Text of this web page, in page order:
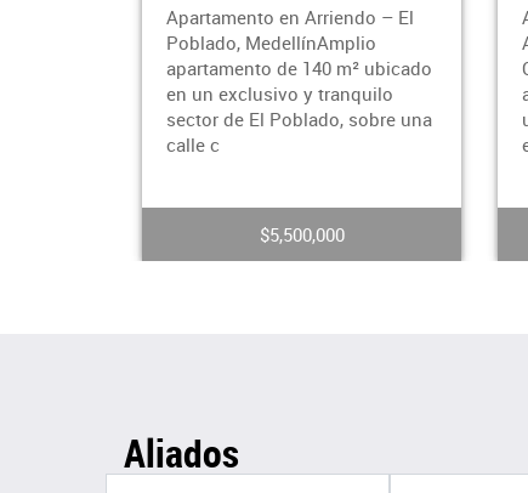
Apartamento en Arriendo – El
Poblado, MedellínAmplio
apartamento de 140 m² ubicado
en un exclusivo y tranquilo
sector de El Poblado, sobre una
Apartamento
Arriendo – El
CeylánAmplio y
apartamento
ubicado en piso
excelente zona re
Aliados